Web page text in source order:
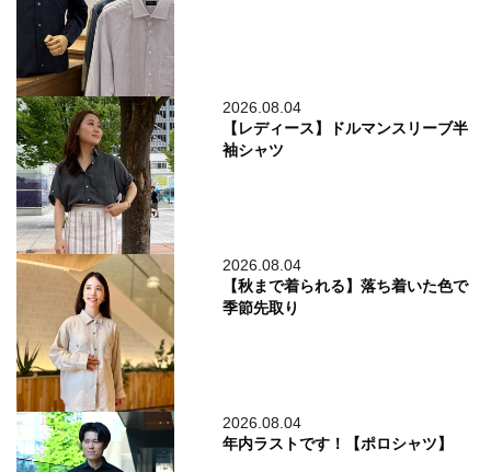
2026.08.04
【レディース】ドルマンスリーブ半
袖シャツ
2026.08.04
【秋まで着られる】落ち着いた色で
季節先取り
2026.08.04
年内ラストです！【ポロシャツ】